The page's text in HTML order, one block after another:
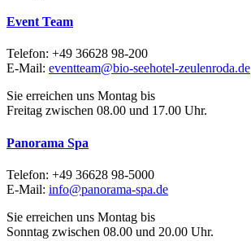
Event Team
Telefon: +49 36628 98-200
E-Mail: eventteam@bio-seehotel-zeulenroda.de
Sie erreichen uns Montag bis
Freitag zwischen 08.00 und 17.00 Uhr.
Panorama Spa
Telefon: +49 36628 98-5000
E-Mail: info@panorama-spa.de
Sie erreichen uns Montag bis
Sonntag zwischen 08.00 und 20.00 Uhr.